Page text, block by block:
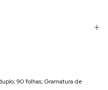
90 folhas; Gramatura de